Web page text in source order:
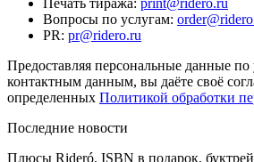
Печать тиража: print@ridero.ru
Вопросы по услугам:
PR: pr@ridero.ru
Предоставляя персональные данные
контактным данным, вы даёте своё
определенных Политикой обработки
Последние новости
Плюсы Rideró, ISBN в подарок,